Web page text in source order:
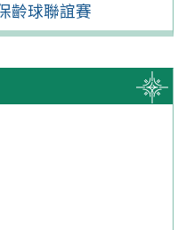
齡球聯誼賽